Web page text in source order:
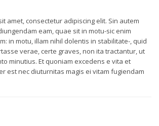
amet, consectetur adipiscing elit. Sin autem
eam, quae sit in motu-sic enim
in motu, illam nihil dolentis in stabilitate-, quid
verae, certe graves, non ita tractantur, ut
minutius. Et quoniam excedens e vita et
est nec diuturnitas magis ei vitam fugiendam